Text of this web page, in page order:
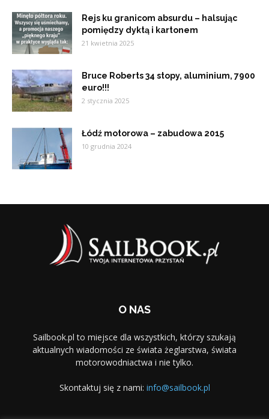
Rejs ku granicom absurdu – halsując
pomiędzy dyktą i kartonem
21 kwietnia 2025
Bruce Roberts 34 stopy, aluminium, 7900
euro!!!
2 stycznia 2025
Łódź motorowa – zabudowa 2015
10 grudnia 2024
O NAS
Sailbook.pl to miejsce dla wszystkich, którzy szukają
aktualnych wiadomości ze świata żeglarstwa, świata
motorowodniactwa i nie tylko.
Skontaktuj się z nami: info@sailbook.pl